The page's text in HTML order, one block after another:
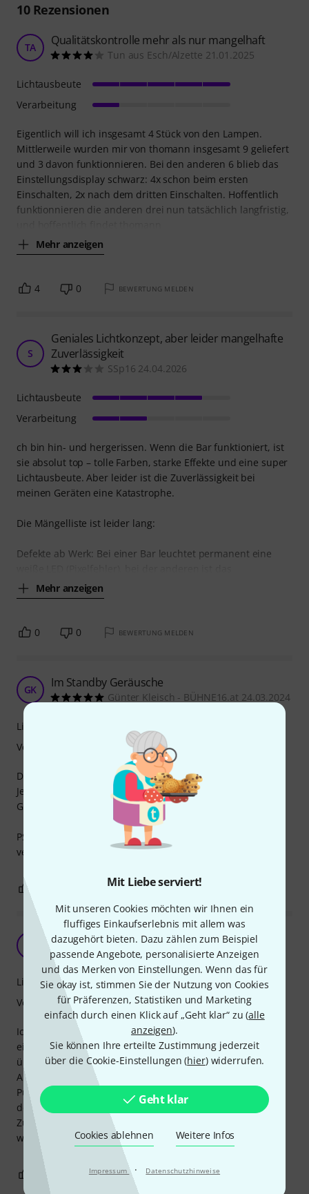
Mit Liebe serviert!
Mit unseren Cookies möchten wir Ihnen ein
fluffiges Einkaufserlebnis mit allem was
dazugehört bieten. Dazu zählen zum Beispiel
passende Angebote, personalisierte Anzeigen
und das Merken von Einstellungen. Wenn das für
Sie okay ist, stimmen Sie der Nutzung von Cookies
für Präferenzen, Statistiken und Marketing
einfach durch einen Klick auf „Geht klar“ zu (alle
anzeigen).
Sie können Ihre erteilte Zustimmung jederzeit
über die Cookie-Einstellungen (hier) widerrufen.
Geht klar
Cookies ablehnen Weitere Infos
Impressum · Datenschutzhinweise
10Rezensionen
TA Qualitätskontrolle mehr als nur mangelhaft
Tun aus Esch/Alzette 21.01.2025
Eigentlich will ich insgesamt 4 Stück von den Lampen.
Mittlerweile wurden mir von thomann insgesamt 9 geliefert
und 3 davon funktionnieren. Bei den anderen 6 blieb das
Einstellungsdisplay schwarz: 4x schon beim ersten
Einschalten, 2x nach dem dritten Einschalten. Hoffentlich
funktionnieren die anderen drei nun tatsächlich langfristig,
Mehr anzeigen
Lichtausbeute
Verarbeitung
4 0 BEWERTUNG MELDEN
S
Geniales Lichtkonzept, aber leider mangelhafte
Zuverlässigkeit
SSp16 24.04.2026
ch bin hin- und hergerissen. Wenn die Bar funktioniert, ist
sie absolut top – tolle Farben, starke Effekte und eine super
Lichtausbeute. Aber leider ist die Zuverlässigkeit bei
meinen Geräten eine Katastrophe.
Die Mängelliste ist leider lang:
Defekte ab Werk: Bei einer Bar leuchtet permanent eine
Mehr anzeigen
Lichtausbeute
Verarbeitung
0 0 BEWERTUNG MELDEN
GK Im Standby Geräusche
Günter Kleisch - BÜHNE16.at 24.03.2024
Die Led Bar ist soweit sehr gut.
Jedoch wenn keine Lampe leuchtet, macht die LED Bar
Geräusche :-( Ein Jammergeräusch.
PS: bis 8 Bars können mit einem P-Con-Stecker mit Strom
versorgt werden. Muss extra bestellt werden!
Lichtausbeute
Verarbeitung
BEWERTUNG MELDEN
Genau das was ich gesucht habe
Meier243 06.03.2024
Ich nutze die Pix 16 als indirekte Beleuchtung, ich wollte
eine Leiste die wirklich sehr hell ist um eine Ziegelwand,
über vier Meter Länge im Schlaglicht zu beleuchten.
Aufgrund der Helligkeit würde ich Leuchte nicht direkt ins
Publikum richten, das ist dann schon sehr unangenehm in
den Augen.
Zur Verarbeitung in Betracht auf den Preis, da gibt es
wirklich nichts auszusetzen.
Lichtausbeute
Verarbeitung
BEWERTUNG MELDEN